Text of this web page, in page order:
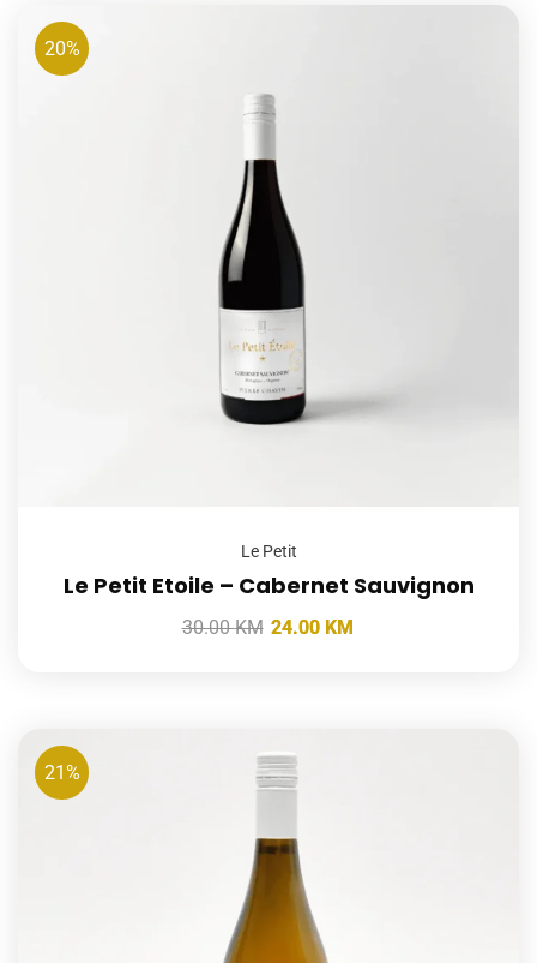
20%
Le Petit
Le Petit Etoile – Cabernet Sauvignon
30.00KM 24.00 KM
21%